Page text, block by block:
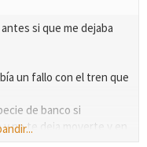
si que me dejaba
un fallo con el tren que
de banco si
no te deja moverte y en